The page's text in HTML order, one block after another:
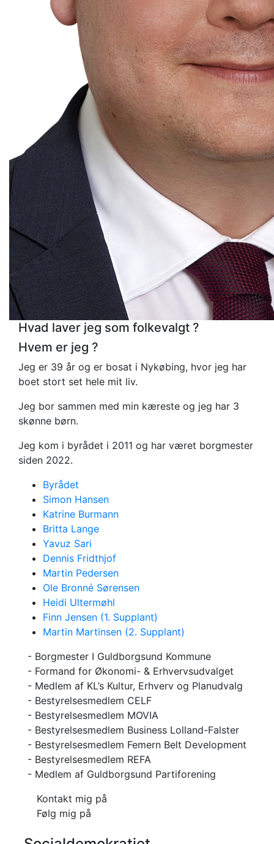
Hvad laver jeg som folkevalgt ?
Hvem er jeg ?
Jeg er 39 år og er bosat i Nykøbing, hvor jeg har
boet stort set hele mit liv.
Jeg bor sammen med min kæreste og jeg har 3
skønne børn.
Jeg kom i byrådet i 2011 og har været borgmester
siden 2022.
Byrådet
Simon Hansen
Katrine Burmann
Britta Lange
Yavuz Sari
Dennis Fridthjof
Martin Pedersen
Ole Bronné Sørensen
Heidi Ultermøhl
Finn Jensen (1. Supplant)
Martin Martinsen (2. Supplant)
- Borgmester I Guldborgsund Kommune
- Formand for Økonomi- & Erhvervsudvalget
- Medlem af KL’s Kultur, Erhverv og Planudvalg
- Bestyrelsesmedlem CELF
- Bestyrelsesmedlem MOVIA
- Bestyrelsesmedlem Business Lolland-Falster
- Bestyrelsesmedlem Femern Belt Development
- Bestyrelsesmedlem REFA
- Medlem af Guldborgsund Partiforening
Kontakt mig på
Følg mig på